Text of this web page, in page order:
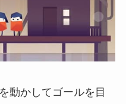
動かしてゴールを目